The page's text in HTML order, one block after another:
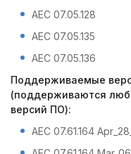
AEC 07.05.128
AEC 07.05.135
AEC 07.05.136
Поддерживаемые
(поддерживаются
версий ПО):
AEC 07.61.164